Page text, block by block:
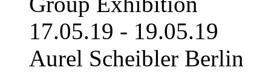
17.05.19 - 19.05.19
Aurel Scheibler Berlin